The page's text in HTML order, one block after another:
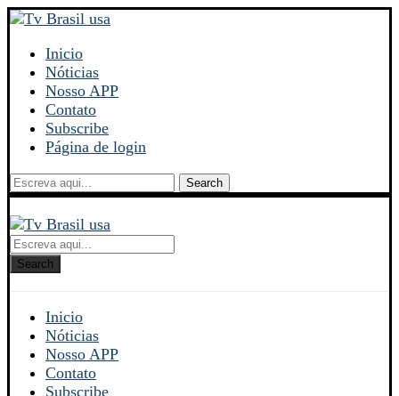
Inicio
Nóticias
Nosso APP
Contato
Subscribe
Página de login
Search
Search
Inicio
Nóticias
Nosso APP
Contato
Subscribe